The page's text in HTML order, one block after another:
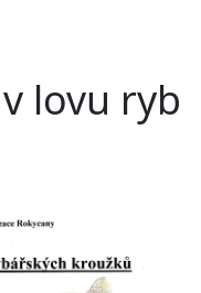
lovu ryb